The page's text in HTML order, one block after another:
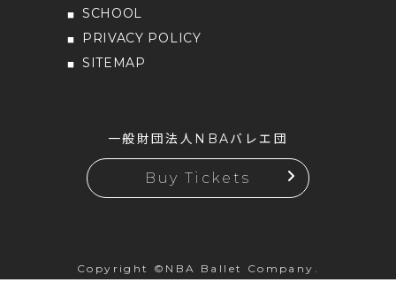
SCHOOL
PRIVACY POLICY
SITEMAP
一般財団法人NBAバレエ団
Buy Tickets
Copyright ©NBA Ballet Company.